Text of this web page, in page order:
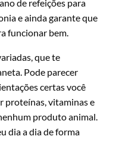
de refeições para
e ainda garante que
funcionar bem.
que te
Pode parecer
certas você
proteínas, vitaminas e
produto animal.
dia a dia de forma